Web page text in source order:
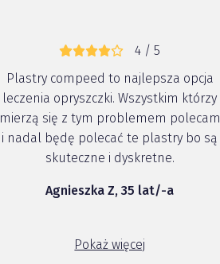
4 / 5
Plastry compeed to najlepsza opcja
leczenia opryszczki. Wszystkim którzy
mierzą się z tym problemem polecam
i nadal będę polecać te plastry bo są
skuteczne i dyskretne.
Agnieszka Z, 35 lat/-a
Pokaż więcej